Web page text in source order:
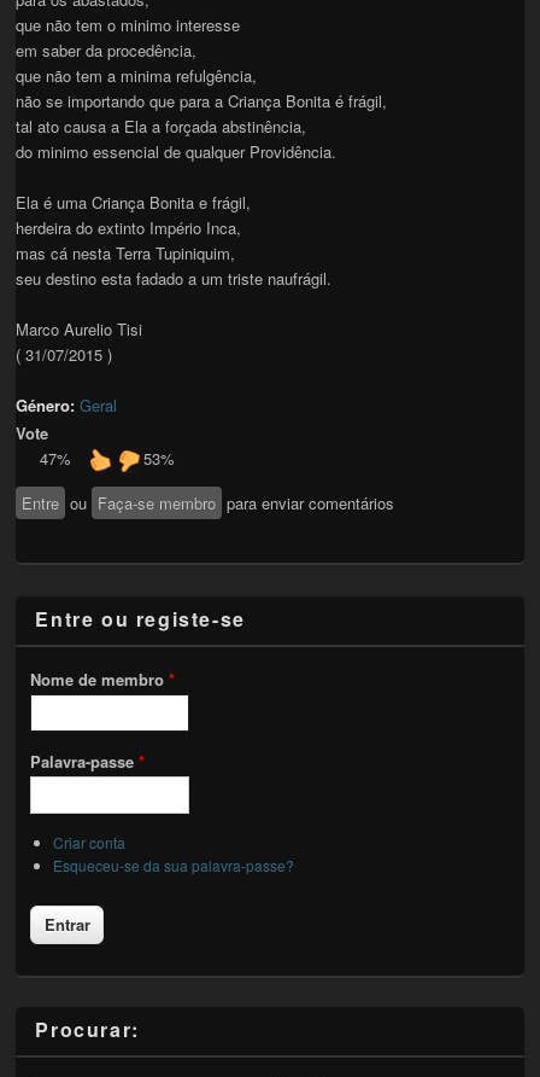
que não tem o minimo interesse
em saber da procedência,
que não tem a minima refulgência,
não se importando que para a Criança Bonita é frágil,
tal ato causa a Ela a forçada abstinência,
do minimo essencial de qualquer Providência.
Ela é uma Criança Bonita e frágil,
herdeira do extinto Império Inca,
mas cá nesta Terra Tupiniquim,
seu destino esta fadado a um triste naufrágil.
Marco Aurelio Tisi
( 31/07/2015 )
Género:Geral
Vote
47%
53%
Entre ou Faça-se membro para enviar comentários
Entre ou registe-se
Nome de membro*
Palavra-passe*
Criar conta
Esqueceu-se da sua palavra-passe?
Procurar: